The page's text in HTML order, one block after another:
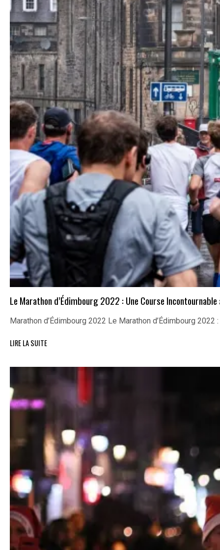
Le Marathon d’Édimbourg 2022 : Une Course Incontournable
Marathon d’Édimbourg 2022 Le Marathon d’Édimbourg
LIRE LA SUITE